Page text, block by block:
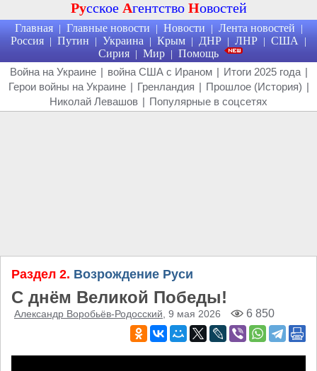
Русское Агентство Новостей
Главная | Главные новости | Новости | Лента новостей |
Россия | Путин | Украина | Крым | ДНР | ЛНР | США |
Сирия | Мир | Помощь
Война на Украине | война США с Ираном | Итоги 2025 года |
Герои войны на Украине | Гренландия | Прошлое (История) |
Николай Левашов | Популярные в соцсетях
Раздел 2. Возрождение Руси
С днём Великой Победы!
Александр Воробьёв-Родосский , 9 мая 2026 6 850